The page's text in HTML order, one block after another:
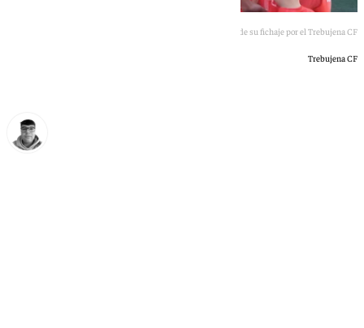
Dani Güiza en el anuncio de su fichaje por el Trebujena CF
Trebujena CF